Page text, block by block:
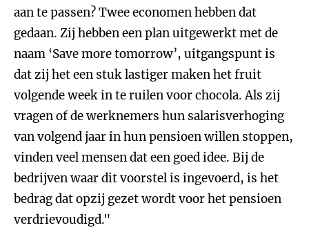
aan te passen? Twee economen hebben dat
gedaan. Zij hebben een plan uitgewerkt met de
naam ‘Save more tomorrow’, uitgangspunt is
dat zij het een stuk lastiger maken het fruit
volgende week in te ruilen voor chocola. Als zij
vragen of de werknemers hun salarisverhoging
van volgend jaar in hun pensioen willen stoppen,
vinden veel mensen dat een goed idee. Bij de
bedrijven waar dit voorstel is ingevoerd, is het
bedrag dat opzij gezet wordt voor het pensioen
verdrievoudigd."